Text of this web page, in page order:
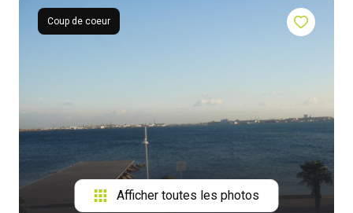
Coup de coeur
Afficher toutes les photos